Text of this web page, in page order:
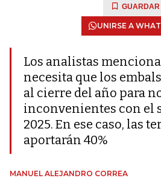
GUARDAR
UNIRSE A
Los analistas
necesita que los
al cierre del año para
inconvenientes con el
2025. En ese caso, las
aportarán 40%
MANUEL ALEJANDRO CORREA